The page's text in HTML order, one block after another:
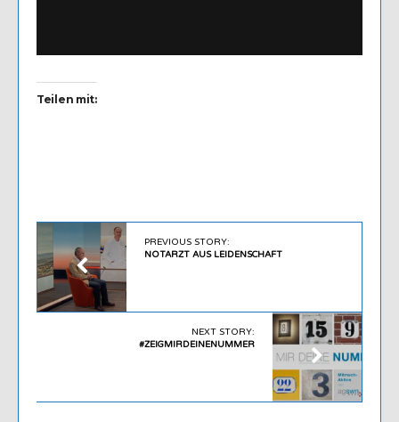
Teilen mit:
PREVIOUS STORY:
NOTARZT AUS LEIDENSCHAFT
NEXT STORY:
#ZEIGMIRDEINENUMMER